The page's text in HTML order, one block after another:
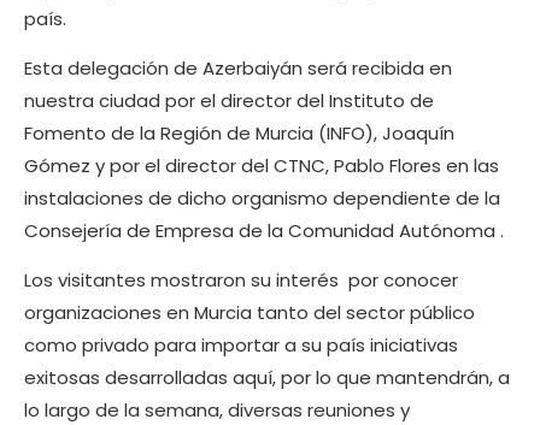
país.
Esta delegación de Azerbaiyán será recibida en
nuestra ciudad por el director del Instituto de
Fomento de la Región de Murcia (INFO), Joaquín
Gómez y por el director del CTNC, Pablo Flores en las
instalaciones de dicho organismo dependiente de la
Consejería de Empresa de la Comunidad Autónoma .
Los visitantes mostraron su interés por conocer
organizaciones en Murcia tanto del sector público
como privado para importar a su país iniciativas
exitosas desarrolladas aquí, por lo que mantendrán, a
lo largo de la semana, diversas reuniones y